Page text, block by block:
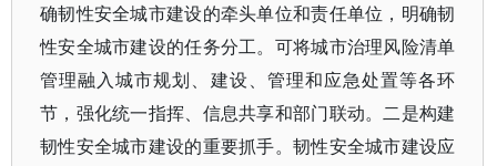
确韧性安全城市建设的牵头单位和责任单位，明确韧
性安全城市建设的任务分工。可将城市治理风险清单
管理融入城市规划、建设、管理和应急处置等各环
节，强化统一指挥、信息共享和部门联动。二是构建
韧性安全城市建设的重要抓手。韧性安全城市建设应